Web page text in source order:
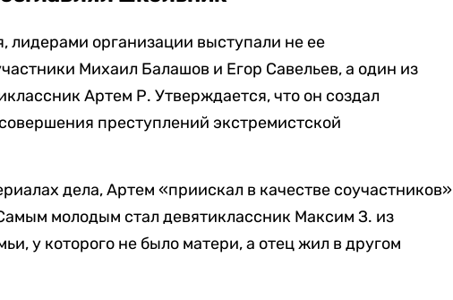
лидерами организации выступали не ее
Михаил Балашов и Егор Савельев, а один из
Артем Р. Утверждается, что он создал
преступлений экстремистской
дела, Артем «приискал в качестве соучастников»
молодым стал девятиклассник Максим З. из
у которого не было матери, а отец жил в другом